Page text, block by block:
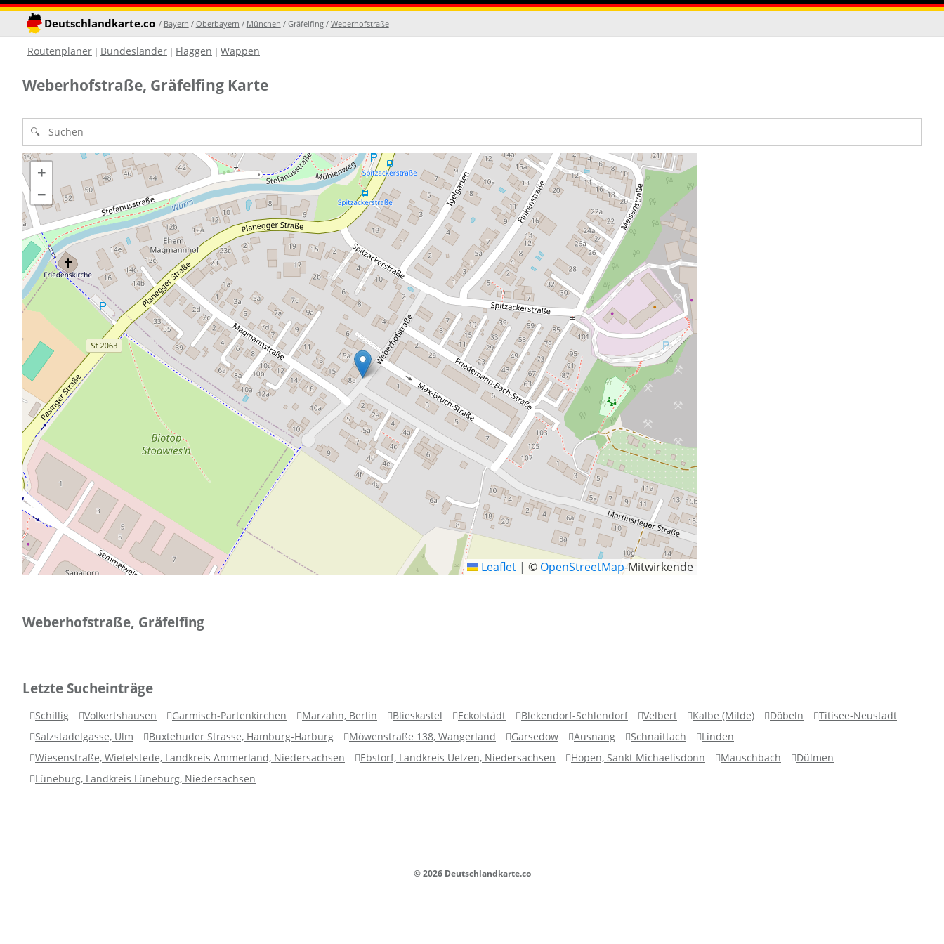
Deutschlandkarte.co / Bayern / Oberbayern / München / Gräfelfing / Weberhofstraße
Routenplaner | Bundesländer | Flaggen | Wappen
Weberhofstraße, Gräfelfing Karte
+
−
Leaflet | © OpenStreetMap-Mitwirkende
Weberhofstraße, Gräfelfing
Letzte Sucheinträge
Schillig Volkertshausen Garmisch-Partenkirchen Marzahn, Berlin Blieskastel Eckolstädt Blekendorf-Sehlendorf Velbert Kalbe (Milde) Döbeln
Titisee-Neustadt
Salzstadelgasse, Ulm
Buxtehuder Strasse, Hamburg-Harburg Möwenstraße 138, Wangerland Garsedow Ausnang Schnaittach
Linden
Wiesenstraße, Wiefelstede, Landkreis Ammerland, Niedersachsen
Ebstorf, Landkreis Uelzen, Niedersachsen Hopen, Sankt Michaelisdonn Mauschbach
Dülmen
Lüneburg, Landkreis Lüneburg, Niedersachsen
© 2026 Deutschlandkarte.co